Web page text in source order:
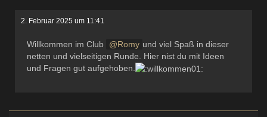
2. Februar 2025 um 11:41
Willkommen im Club Romy und viel Spaß in dieser
netten und vielseitigen Runde. Hier nist du mit Ideen
und Fragen gut aufgehoben.